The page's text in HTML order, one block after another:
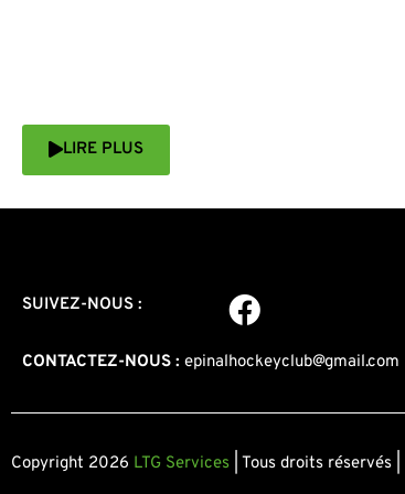
LIRE PLUS
SUIVEZ-NOUS :
CONTACTEZ-NOUS : epinalhockeyclub@gmail.com
Copyright 2026 LTG Services | Tous droits réservés |